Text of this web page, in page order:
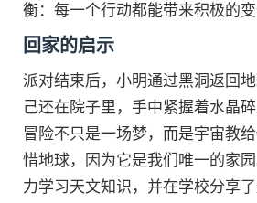
衡：每一个行动都能带来积极的变
回家的启示
派对结束后，小明通过黑洞返回
己还在院子里，手中紧握着水晶
冒险不只是一场梦，而是宇宙教
惜地球，因为它是我们唯一的家
力学习天文知识，并在学校分享